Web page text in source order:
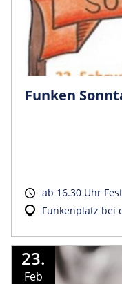
Funken
ab 16.30 Uhr
Funkenplatz bei
23.
Feb